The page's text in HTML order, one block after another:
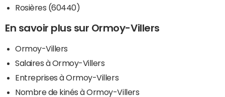
Rosières (60440)
En savoir plus sur Ormoy-Villers
Ormoy-Villers
Salaires à Ormoy-Villers
Entreprises à Ormoy-Villers
Nombre de kinés à Ormoy-Villers